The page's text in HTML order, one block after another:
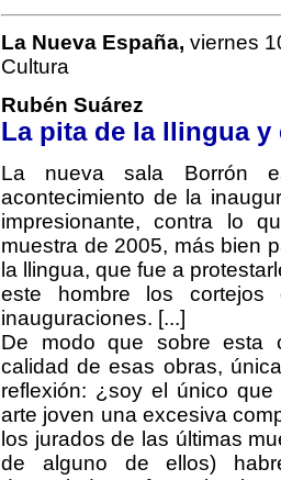
La Nueva España, viernes
Cultura
Rubén Suárez
La pita de la llingua y
La nueva sala Borrón
acontecimiento de la
impresionante, contra lo
muestra de 2005, más bien
la llingua, que fue a
este hombre los
inauguraciones. [...]
De modo que sobre esta
calidad de esas obras,
reflexión: ¿soy el único
arte joven una excesiva
los jurados de las últimas
de alguno de ellos)